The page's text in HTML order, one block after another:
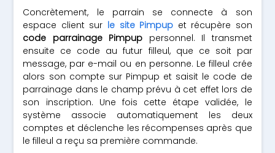
Concrètement, le parrain se connecte à son
espace client sur le site Pimpup et récupère son
code parrainage Pimpup personnel. Il transmet
ensuite ce code au futur filleul, que ce soit par
message, par e-mail ou en personne. Le filleul crée
alors son compte sur Pimpup et saisit le code de
parrainage dans le champ prévu à cet effet lors de
son inscription. Une fois cette étape validée, le
système associe automatiquement les deux
comptes et déclenche les récompenses après que
le filleul a reçu sa première commande.